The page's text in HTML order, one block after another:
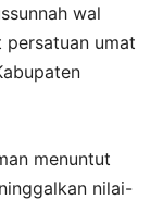
wal
persatuan umat
menuntut
nilai-